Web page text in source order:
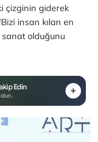
çizginin giderek
insan kılan en
sanat olduğunu
Edin